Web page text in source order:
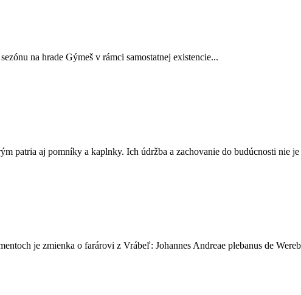
na hrade Gýmeš v rámci samostatnej existencie...
patria aj pomníky a kaplnky. Ich údržba a zachovanie do budúcnosti nie
je zmienka o farárovi z Vrábeľ: Johannes Andreae plebanus de